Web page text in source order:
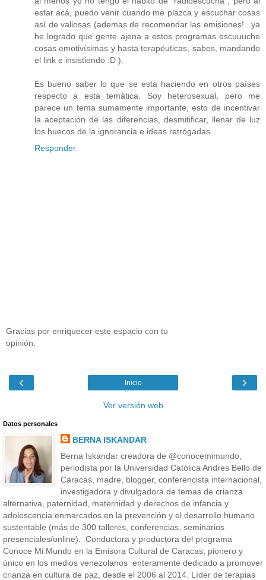
estar acá, puedo venir cuando me plazca y escuchar cosas
así de valiosas (ademas de recomendar las emisiones! ..ya
he logrado que gente ajena a estos programas escuuuche
cosas emotivísimas y hasta terapéuticas, sabes, mandando
el link e insistiendo :D ).
Es bueno saber lo que se esta haciendo en otros países
respecto a esta temática. Soy heterosexual, pero me
parece un tema sumamente importante, esto de incentivar
la aceptación de las diferencias, desmitificar, llenar de luz
los huecos de la ignorancia e ideas retrógadas.
Responder
Gracias por enriquecer este espacio con tu
opinión:
‹ ›
Inicio
Ver versión web
Datos personales
BERNA ISKANDAR
Berna Iskandar creadora de @conocemimundo,
periodista por la Universidad Católica Andres Bello de
Caracas, madre, blogger, conferencista internacional,
investigadora y divulgadora de temas de crianza
alternativa, paternidad, maternidad y derechos de infancia y
adolescencia enmarcados en la prevención y el desarrollo humano
sustentable (más de 300 talleres, conferencias, seminarios
presenciales/online). Conductora y productora del programa
Conoce Mi Mundo en la Emisora Cultural de Caracas, pionero y
único en los medios venezolanos enteramente dedicado a promover
crianza en cultura de paz, desde el 2006 al 2014. Líder de terapias